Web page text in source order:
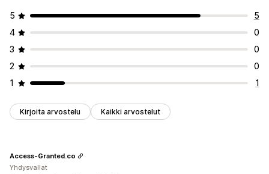
Tunnustuki
Mukautetut säännöt Kolmannen osapuolen NFT:t
5
5
4
0
3
0
2
0
1
1
Kirjoita arvostelu Kaikki arvostelut
Access-Granted.co
Yhdysvallat